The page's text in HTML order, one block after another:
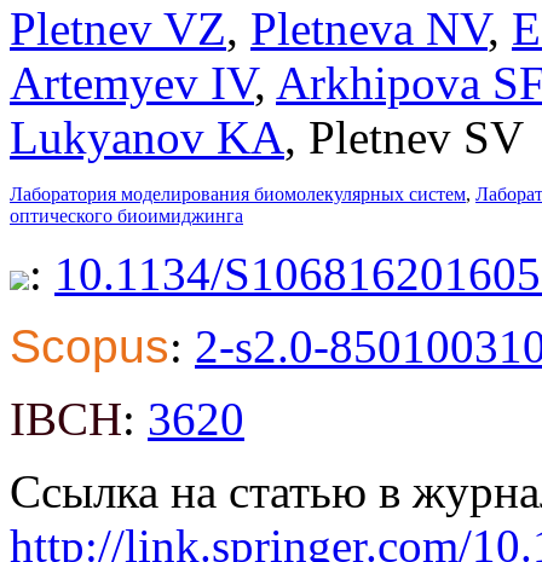
Pletnev VZ, Pletneva NV,
Artemyev IV, Arkhipova SF
Lukyanov KA, Pletnev SV
Лаборатория моделирования биомолекулярных систем,
оптического биоимиджинга
: 10.1134/
Scopus: 2-s2.0-
IBCH: 3620
Ссылка на статью в
http://link.springer.com/